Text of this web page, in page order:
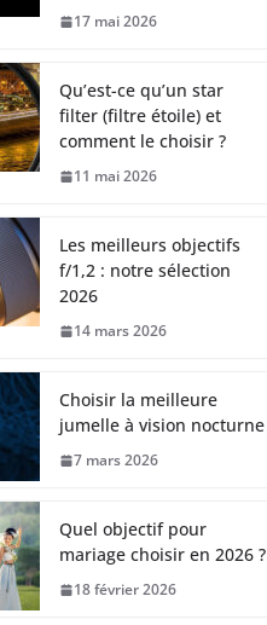
17 mai 2026
Qu’est-ce qu’un star
filter (filtre étoile) et
comment le choisir ?
11 mai 2026
Les meilleurs objectifs
f/1,2 : notre sélection
2026
14 mars 2026
Choisir la meilleure
jumelle à vision nocturne
7 mars 2026
Quel objectif pour
mariage choisir en 2026 ?
18 février 2026